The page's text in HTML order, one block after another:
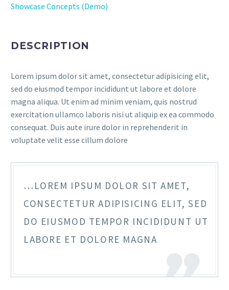
Showcase Concepts (Demo)
DESCRIPTION
Lorem ipsum dolor sit amet, consectetur adipisicing elit,
sed do eiusmod tempor incididunt ut labore et dolore
magna aliqua. Ut enim ad minim veniam, quis nostrud
exercitation ullamco laboris nisi ut aliquip ex ea commodo
consequat. Duis aute irure dolor in reprehenderit in
voluptate velit esse cillum dolore
…LOREM IPSUM DOLOR SIT AMET,
CONSECTETUR ADIPISICING ELIT, SED
DO EIUSMOD TEMPOR INCIDIDUNT UT
LABORE ET DOLORE MAGNA